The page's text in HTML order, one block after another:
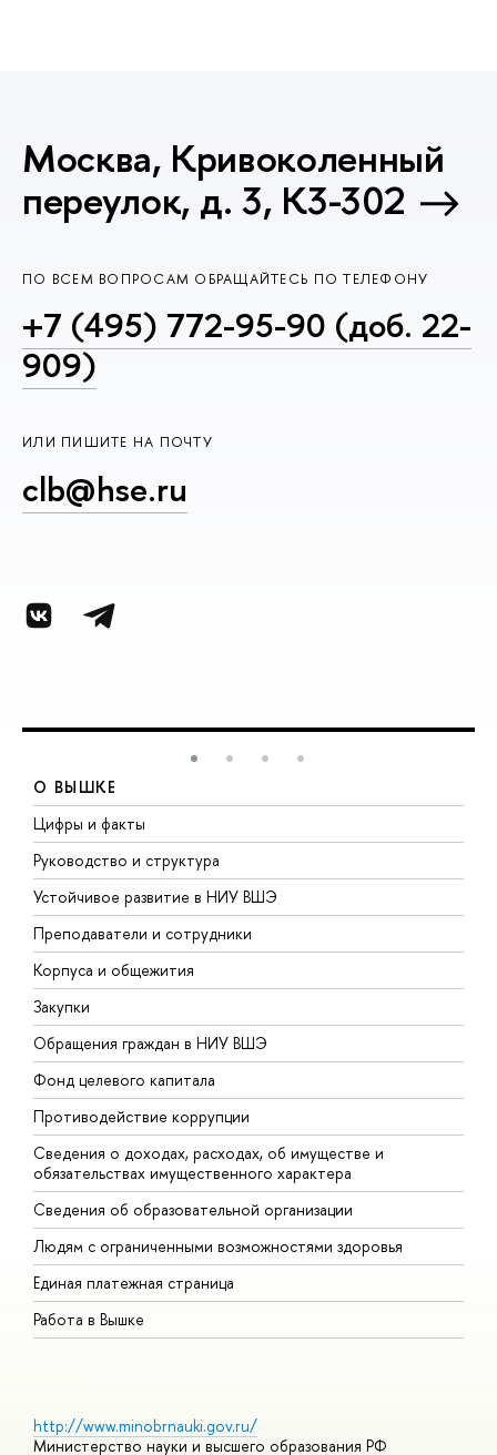
Москва, Кривоколенный
переулок, д. 3, К3-302
ПО ВСЕМ ВОПРОСАМ ОБРАЩАЙТЕСЬ ПО ТЕЛЕФОНУ
+7 (495) 772-95-90 (доб. 22-
909)
ИЛИ ПИШИТЕ НА ПОЧТУ
clb@hse.ru
О ВЫШКЕ
Цифры и факты
Руководство и структура
Устойчивое развитие в НИУ ВШЭ
Преподаватели и сотрудники
Корпуса и общежития
Закупки
Обращения граждан в НИУ ВШЭ
Фонд целевого капитала
Противодействие коррупции
Сведения о доходах, расходах, об имуществе и
обязательствах имущественного характера
Сведения об образовательной организации
Людям с ограниченными возможностями здоровья
Единая платежная страница
Работа в Вышке
http://www.minobrnauki.gov.ru/
Министерство науки и высшего образования РФ